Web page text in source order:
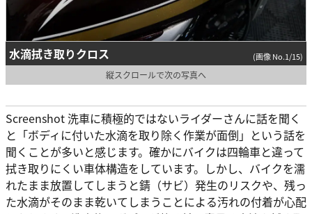
水滴拭き取りクロス (画像 No.1/15)
縦スクロールで次の写真へ
Screenshot 洗車に積極的ではないライダーさんに話を聞く
と「ボディに付いた水滴を取り除く作業が面倒」という話を
聞くことが多いと感じます。確かにバイクは四輪車と違って
拭き取りにくい車体構造をしています。しかし、バイクを濡
れたまま放置してしまうと錆（サビ）発生のリスクや、残っ
た水滴がそのまま乾いてしまうことによる汚れの付着が心配